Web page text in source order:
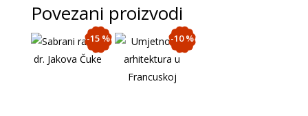
Povezani proizvodi
-15 % -10 %